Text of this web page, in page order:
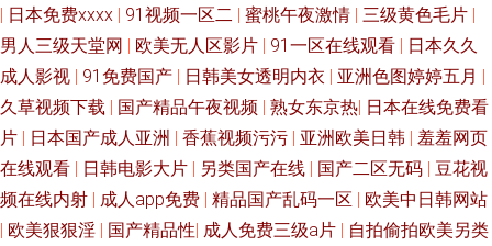
九一视频在线视频 中文字幕在线婷婷一区 九十一看片 91豆花熟女国产福利
女优在线 91鲁视频 久久露脸国产精品 福利导航青娱乐 91美女网站 人妻aU
在线 影音先锋av无码一区 导航99亚洲 91白丝秘 天堂人久久 男人天堂视频网
福利网av 色蜜桃臀部 丁香人妻五月 日韩在线超碰 亚洲日韩综合另类 大香蕉
| 日本免费xxxx | 91视频一区二 | 蜜桃午夜激情 | 三级黄色毛片 |
男人三级天堂网 | 欧美无人区影片 | 91一区在线观看 | 日本久久
成人影视 | 91免费国产 | 日韩美女透明内衣 | 亚洲色图婷婷五月 |
久草视频下载 | 国产精品午夜视频 | 熟女东京热| 日本在线免费看
片 | 日本国产成人亚洲 | 香蕉视频污污 | 亚洲欧美日韩 | 羞羞网页
在线观看 | 日韩电影大片 | 另类国产在线 | 国产二区无码 | 豆花视
频在线内射 | 成人app免费 | 精品国产乱码一区 | 欧美中日韩网站
| 欧美狠狠淫 | 国产精品性| 成人免费三级a片 | 自拍偷拍欧美另类